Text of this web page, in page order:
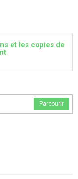
et les copies de
Parcourir